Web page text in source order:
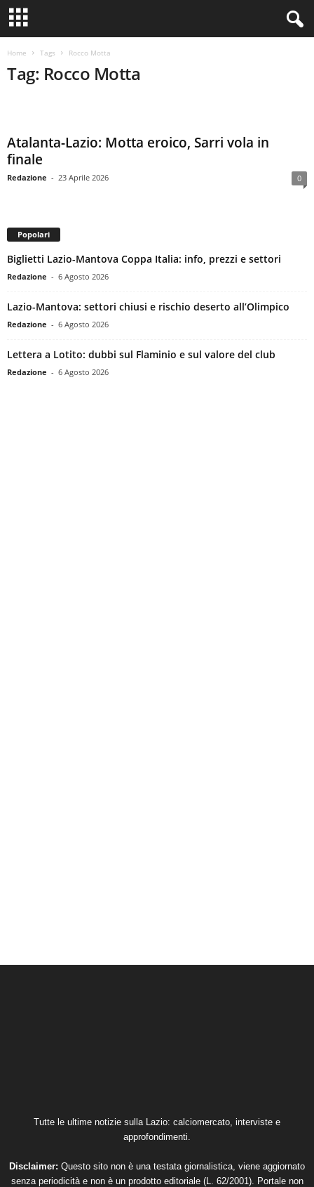
Home Tags Rocco Motta
Tag: Rocco Motta
Atalanta-Lazio: Motta eroico, Sarri vola in
finale
Redazione - 23 Aprile 2026 0
Popolari
Biglietti Lazio-Mantova Coppa Italia: info, prezzi e settori
Redazione - 6 Agosto 2026
Lazio-Mantova: settori chiusi e rischio deserto all’Olimpico
Redazione - 6 Agosto 2026
Lettera a Lotito: dubbi sul Flaminio e sul valore del club
Redazione - 6 Agosto 2026
Tutte le ultime notizie sulla Lazio: calciomercato, interviste e
approfondimenti.
Disclaimer: Questo sito non è una testata giornalistica, viene aggiornato
senza periodicità e non è un prodotto editoriale (L. 62/2001). Portale non